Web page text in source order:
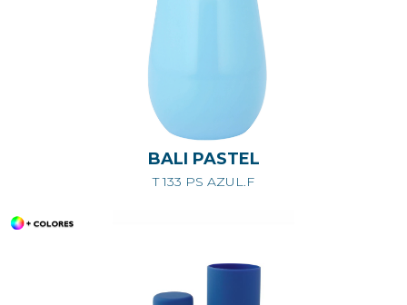
BALI PASTEL
T 133 PS AZUL.F